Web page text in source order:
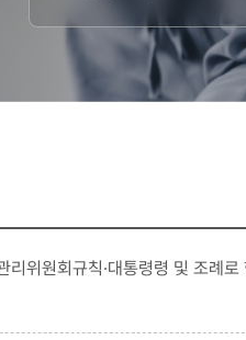
리위원회규칙·대통령령 및 조례